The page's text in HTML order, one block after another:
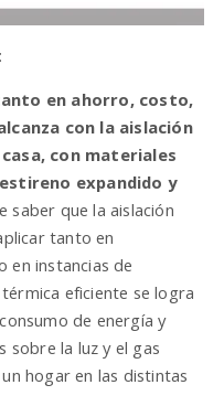
en ahorro, costo,
con la aislación
con materiales
expandido y
saber que la aislación
tanto en
en instancias de
eficiente se logra
de energía y
sobre la luz y el gas
hogar en las distintas